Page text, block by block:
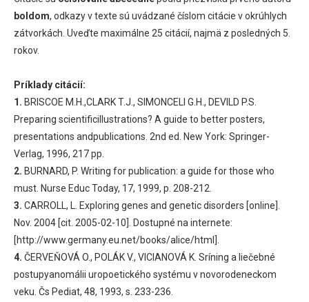
boldom, odkazy v texte sú uvádzané číslom citácie v okrúhlych
zátvorkách. Uveďte maximálne 25 citácií, najmä z posledných 5.
rokov.
Príklady citácií:
1. BRISCOE M.H.,CLARK T.J., SIMONCELI G.H., DEVILD P.S.
Preparing scientificillustrations? A guide to better posters,
presentations andpublications. 2nd ed. New York: Springer-
Verlag, 1996, 217 pp.
2. BURNARD, P. Writing for publication: a guide for those who
must. Nurse Educ Today, 17, 1999, p. 208-212.
3. CARROLL, L. Exploring genes and genetic disorders [online].
Nov. 2004 [cit. 2005-02-10]. Dostupné na internete:
[http://www.germany.eu.net/books/alice/html].
4. ČERVEŇOVÁ O., POLÁK V., VICIANOVÁ K. Sríning a liečebné
postupyanomálii uropoetického systému v novorodeneckom
veku. Čs Pediat, 48, 1993, s. 233-236.